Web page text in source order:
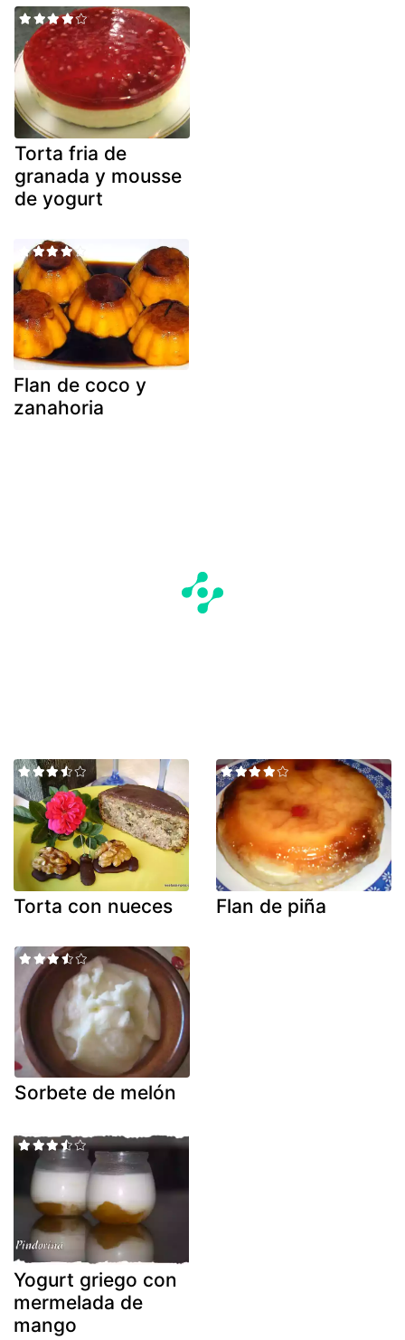
Torta fria de
granada y mousse
de yogurt
Flan de coco y
zanahoria
Torta con nueces Flan de piña
Sorbete de melón
Yogurt griego con
mermelada de
mango